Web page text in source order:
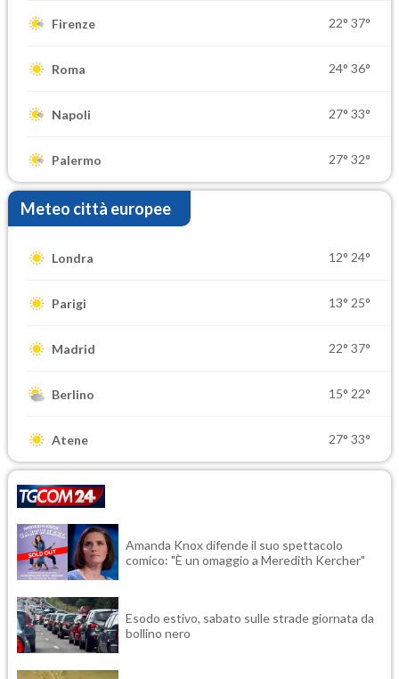
Firenze 22° 37°
Roma 24° 36°
Napoli 27° 33°
Palermo 27° 32°
Meteo città europee
Londra 12° 24°
Parigi 13° 25°
Madrid 22° 37°
Berlino 15° 22°
Atene 27° 33°
Amanda Knox difende il suo spettacolo
comico: "È un omaggio a Meredith Kercher"
Esodo estivo, sabato sulle strade giornata da
bollino nero